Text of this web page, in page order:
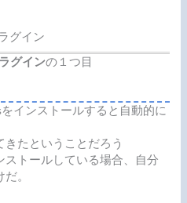
グイン
グインの１つ目
インストールすると自動的に
たということだろう
トールしている場合、自分
。